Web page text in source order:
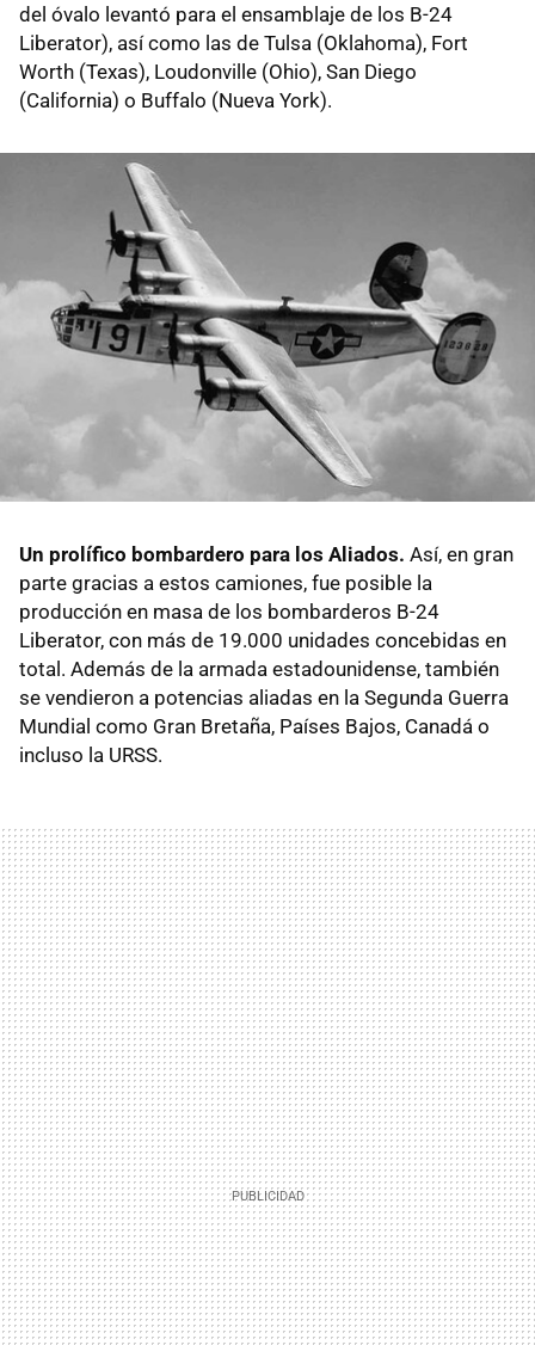
del óvalo levantó para el ensamblaje de los B-24
Liberator), así como las de Tulsa (Oklahoma), Fort
Worth (Texas), Loudonville (Ohio), San Diego
(California) o Buffalo (Nueva York).
Un prolífico bombardero para los Aliados. Así, en gran
parte gracias a estos camiones, fue posible la
producción en masa de los bombarderos B-24
Liberator, con más de 19.000 unidades concebidas en
total. Además de la armada estadounidense, también
se vendieron a potencias aliadas en la Segunda Guerra
Mundial como Gran Bretaña, Países Bajos, Canadá o
incluso la URSS.